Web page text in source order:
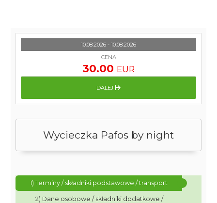
Wycieczka Pafos by night
1) Terminy / składniki podstawowe / transport
2) Dane osobowe / składniki dodatkowe /
10.08.2026 - 10.08.2026
CENA
30.00 EUR
DALEJ